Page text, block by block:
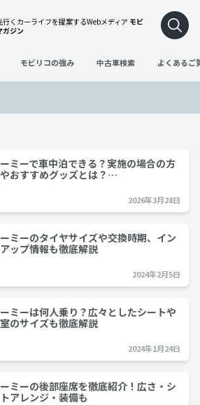
行くカーライフを提案するWebメディア モビ
ガジン
モビリコの強み 中古車検索 よくあるご
ミーで車中泊できる？実施の場合の方
おすすめグッズとは？…
2026年3月28日
ミーのタイヤサイズや交換時期、イン
ップ情報も徹底解説
2024年2月5日
ミーは何人乗り？広々としたシートや
のサイズも徹底解説
2024年1月24日
ミーの後部座席を徹底紹介！広さ・シ
アレンジ・装備も